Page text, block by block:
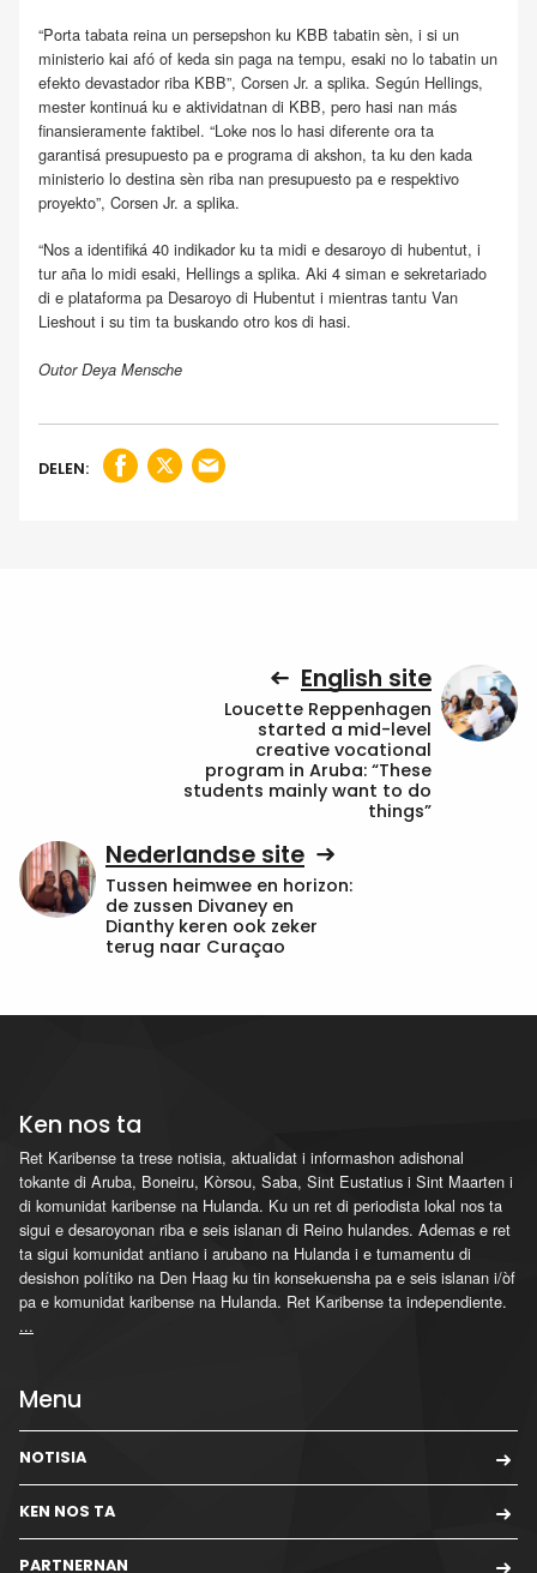
“Porta tabata reina un persepshon ku KBB tabatin sèn, i si un
ministerio kai afó of keda sin paga na tempu, esaki no lo tabatin un
efekto devastador riba KBB”, Corsen Jr. a splika. Según Hellings,
mester kontinuá ku e aktividatnan di KBB, pero hasi nan más
finansieramente faktibel. “Loke nos lo hasi diferente ora ta
garantisá presupuesto pa e programa di akshon, ta ku den kada
ministerio lo destina sèn riba nan presupuesto pa e respektivo
proyekto”, Corsen Jr. a splika.
“Nos a identifiká 40 indikador ku ta midi e desaroyo di hubentut, i
tur aña lo midi esaki, Hellings a splika. Aki 4 siman e sekretariado
di e plataforma pa Desaroyo di Hubentut i mientras tantu Van
Lieshout i su tim ta buskando otro kos di hasi.
Outor Deya Mensche
DELEN:
English site
Loucette Reppenhagen
started a mid-level
creative vocational
program in Aruba: “These
students mainly want to do
things”
Nederlandse site
Tussen heimwee en horizon:
de zussen Divaney en
Dianthy keren ook zeker
terug naar Curaçao
Ken nos ta
Ret Karibense ta trese notisia, aktualidat i informashon adishonal
tokante di Aruba, Boneiru, Kòrsou, Saba, Sint Eustatius i Sint Maarten i
di komunidat karibense na Hulanda. Ku un ret di periodista lokal nos ta
sigui e desaroyonan riba e seis islanan di Reino hulandes. Ademas e ret
ta sigui komunidat antiano i arubano na Hulanda i e tumamentu di
desishon polítiko na Den Haag ku tin konsekuensha pa e seis islanan i/òf
pa e komunidat karibense na Hulanda. Ret Karibense ta independiente.
...
Menu
NOTISIA
KEN NOS TA
PARTNERNAN